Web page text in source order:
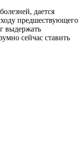
дается
предшествующего
выдержать
сейчас ставить